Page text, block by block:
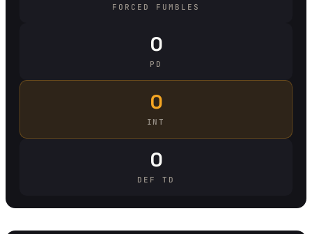
FORCED FUMBLES
0
PD
0
INT
0
DEF TD